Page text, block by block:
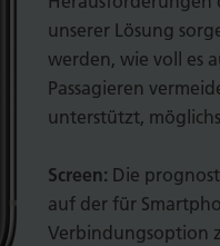
unserer Lösung
werden, wie voll es
Passagieren
unterstützt,
Screen: Die
auf der für
Verbindungsoption